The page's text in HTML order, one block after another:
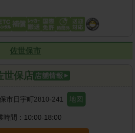
佐世保市
世保店
市日宇町2810-241 地図
時間： 10:00-18:00